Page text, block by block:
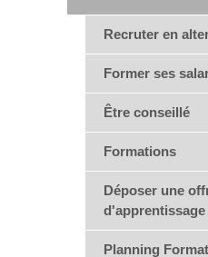
Recruter en
Former ses
Être conseillé
Formations
Déposer une
d'apprentissage
Planning